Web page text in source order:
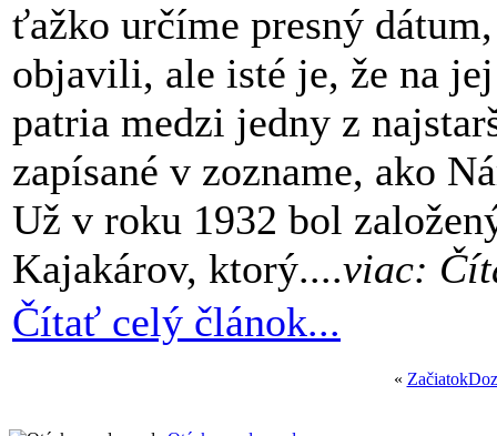
ťažko určíme presný
objavili, ale isté je, že na
patria medzi jedny z
zapísané v zozname, ako
Už v roku 1932 bol
Kajakárov, ktorý....viac:
Čítať celý článok...
« Začiatok